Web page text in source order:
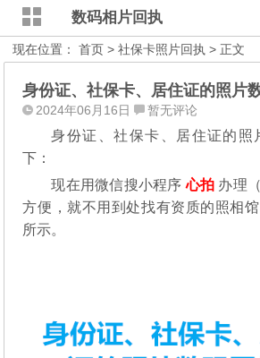
数码相片回执
现在位置：首页 >社保卡照片回执 > 正文
身份证、社保卡、居住证的照片
2024年06月16日 暂无评论
身份证、社保卡、居住证的照
下：
现在用微信搜小程序心拍 办理（
方便，就不用到处找有资质的照相
所示。